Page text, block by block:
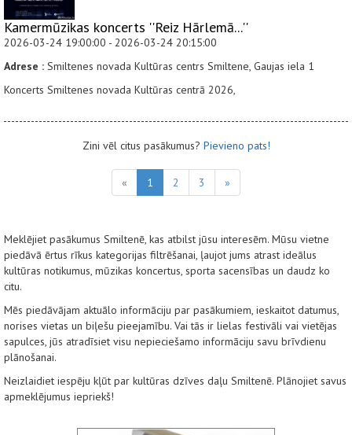
Kamermūzikas koncerts ''Reiz Hārlemā...''
2026-03-24 19:00:00 - 2026-03-24 20:15:00
Adrese : Smiltenes novada Kultūras centrs Smiltene, Gaujas iela 1
Koncerts Smiltenes novada Kultūras centrā 2026,
Zini vēl citus pasākumus? Pievieno pats!
« 1 2 3 »
Meklējiet pasākumus Smiltenē, kas atbilst jūsu interesēm. Mūsu vietne
piedāvā ērtus rīkus kategorijas filtrēšanai, ļaujot jums atrast ideālus
kultūras notikumus, mūzikas koncertus, sporta sacensības un daudz ko
citu.
Mēs piedāvājam aktuālo informāciju par pasākumiem, ieskaitot datumus,
norises vietas un biļešu pieejamību. Vai tās ir lielas festivāli vai vietējas
sapulces, jūs atradīsiet visu nepieciešamo informāciju savu brīvdienu
plānošanai.
Neizlaidiet iespēju kļūt par kultūras dzīves daļu Smiltenē. Plānojiet savus
apmeklējumus iepriekš!